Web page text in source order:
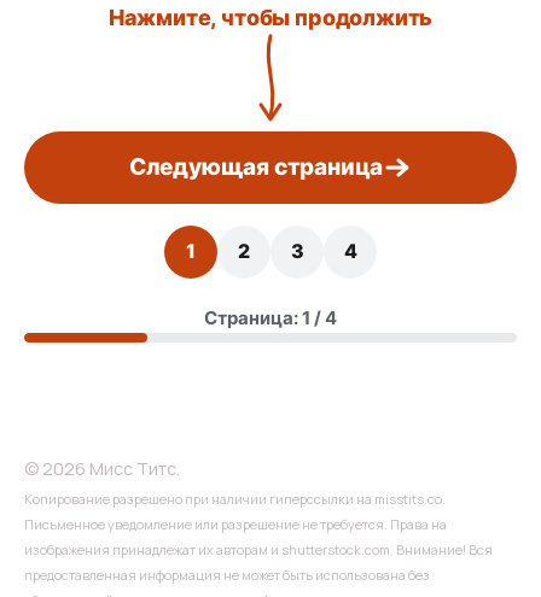
Нажмите, чтобы продолжить
Следующая страница
1 2 3 4
Страница: 1 / 4
© 2026 Мисс Титс.
Копирование разрешено при наличии гиперссылки на misstits.co.
Письменное уведомление или разрешение не требуется. Права на
изображения принадлежат их авторам и shutterstock.com. Внимание! Вся
предоставленная информация не может быть использована без